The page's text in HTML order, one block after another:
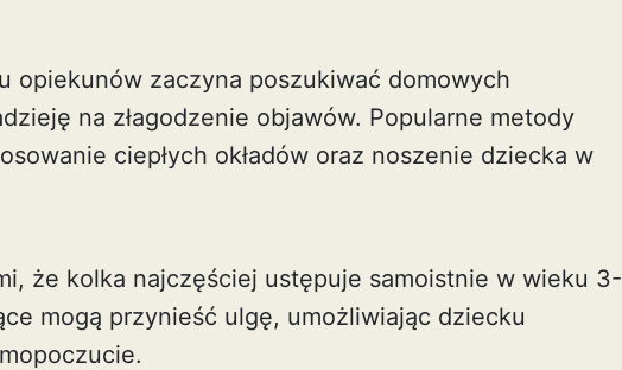
opiekunów zaczyna poszukiwać domowych
na złagodzenie objawów. Popularne metody
ciepłych okładów oraz noszenie dziecka w
że kolka najczęściej ustępuje samoistnie w wieku 3-
mogą przynieść ulgę, umożliwiając dziecku